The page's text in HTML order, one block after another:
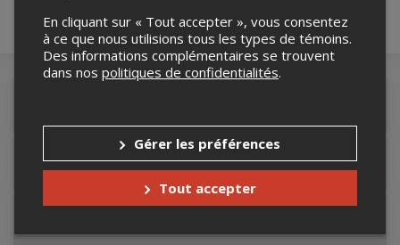
Accès au site de l'événement
En cliquant sur « Tout accepter », vous consentez
à ce que nous utilisions tous les types de témoins.
Des informations complémentaires se trouvent
dans nos politiques de confidentialités.
Gérer les préférences
Tout accepter